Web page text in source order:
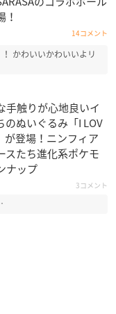
！
14コメント
かわいいかわいいよリ
手触りが心地良いイ
のぬいぐるみ「I LOV
が登場！ニンフィア
スたち進化系ポケモ
ナップ
3コメント